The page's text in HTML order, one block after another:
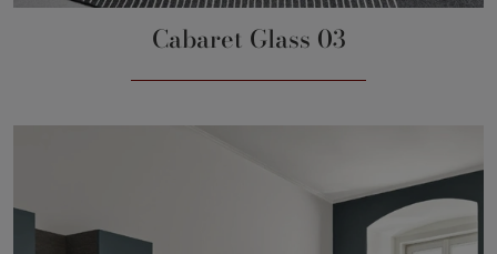
Cabaret Glass 03